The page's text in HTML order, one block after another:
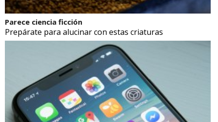
Parece ciencia ficción
Prepárate para alucinar con estas criaturas